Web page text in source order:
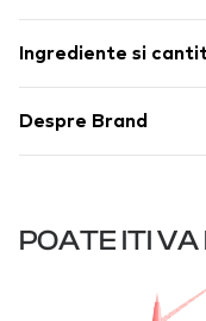
Ingrediente si
Despre Brand
POATE ITI